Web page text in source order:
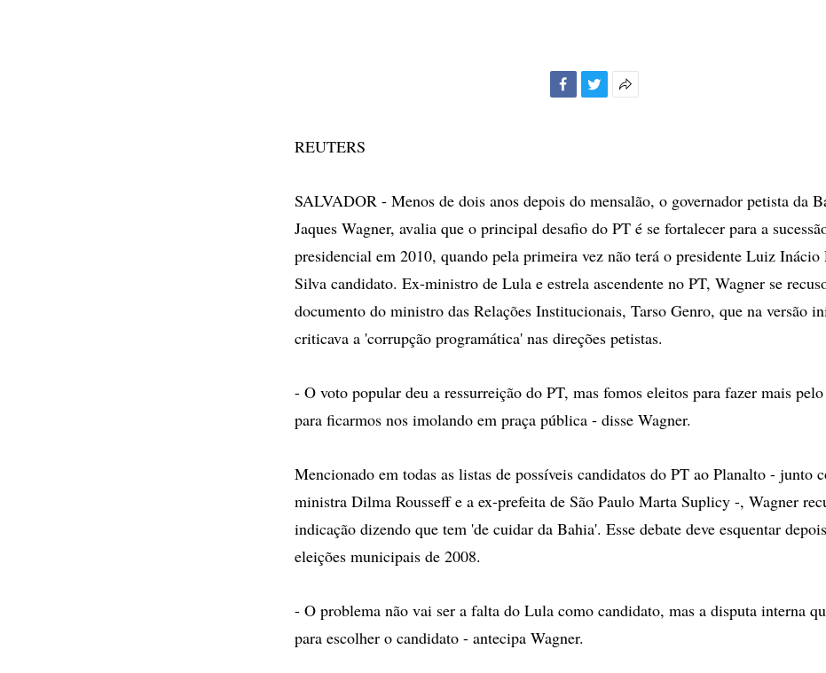
REUTERS
SALVADOR - Menos de dois anos depois do mensalão, o governador petista da
Jaques Wagner, avalia que o principal desafio do PT é se fortalecer para a
presidencial em 2010, quando pela primeira vez não terá o presidente Luiz Inácio
Silva candidato. Ex-ministro de Lula e estrela ascendente no PT, Wagner se
documento do ministro das Relações Institucionais, Tarso Genro, que na versão
criticava a 'corrupção programática' nas direções petistas.
- O voto popular deu a ressurreição do PT, mas fomos eleitos para fazer mais
para ficarmos nos imolando em praça pública - disse Wagner.
Mencionado em todas as listas de possíveis candidatos do PT ao Planalto - junto
ministra Dilma Rousseff e a ex-prefeita de São Paulo Marta Suplicy -, Wagner
indicação dizendo que tem 'de cuidar da Bahia'. Esse debate deve esquentar
eleições municipais de 2008.
- O problema não vai ser a falta do Lula como candidato, mas a disputa interna
para escolher o candidato - antecipa Wagner.